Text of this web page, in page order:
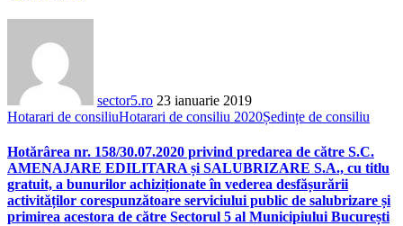
sector5.ro 23 ianuarie 2019
Hotarari de consiliuHotarari de consiliu 2020Ședințe de consiliu
Hotărârea nr. 158/30.07.2020 privind predarea de către S.C.
AMENAJARE EDILITARA și SALUBRIZARE S.A., cu titlu
gratuit, a bunurilor achiziționate în vederea desfășurării
activităților corespunzătoare serviciului public de salubrizare și
primirea acestora de către Sectorul 5 al Municipiului București